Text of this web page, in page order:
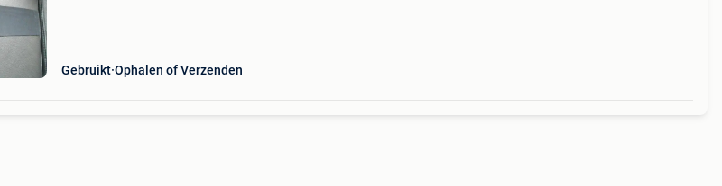
Gebruikt Ophalen of Verzenden